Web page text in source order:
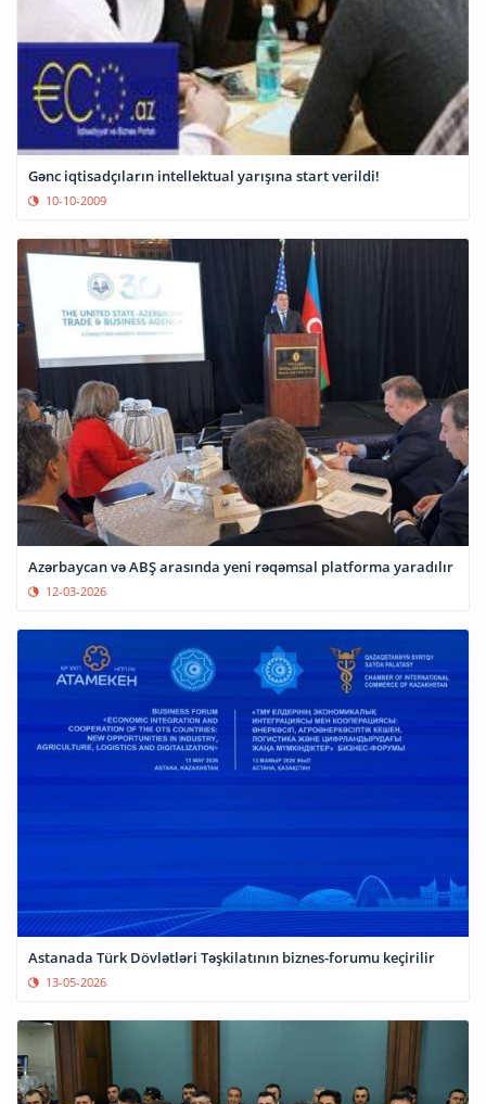
Gənc iqtisadçıların intellektual yarışına start verildi!
10-10-2009
Azərbaycan və ABŞ arasında yeni rəqəmsal platforma yaradılır
12-03-2026
Astanada Türk Dövlətləri Təşkilatının biznes-forumu keçirilir
13-05-2026